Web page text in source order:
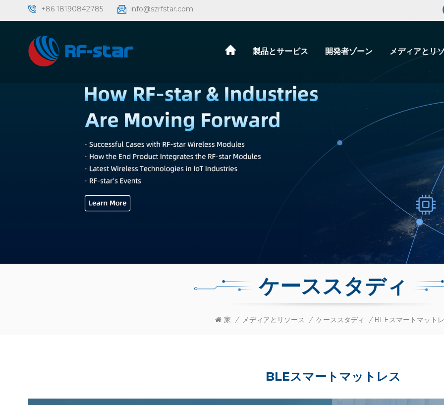
+86 18190842785 info@szrfstar.com
製品とサービス 開発者ゾーン メディアとリ
ケーススタディ
家 / メディアとリソース / ケーススタディ / BLEスマートマット
BLEスマートマットレス